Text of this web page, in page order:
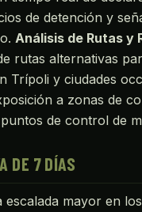
de detención y
Análisis de Rutas y
rutas alternativas
Trípoli y ciudades
a zonas de
de control de
DE 7 DÍAS
escalada mayor en